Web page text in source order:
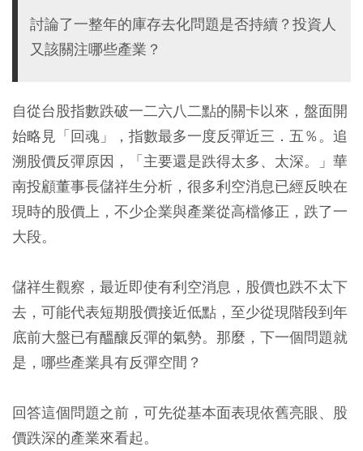
討論了一整年的庫存去化問題是否持續？投資人
又該關注哪些產業？
自從台股指數跌破一二六八二點的關卡以來，盤面開
始略見「回魂」，指數最多一度反彈近三．五％。追
溯股價反彈原因，「主要還是跌得太多、太深。」華
南投顧董事長儲祥生分析，很多利空消息已經反映在
現時的股價上，不少企業與產業從高檔修正，跌了一
大段。
儲祥生觀察，最近即使有利空消息，股價也跌不太下
去，可能代表短期股價接近低點，至少從現階段到年
底前大盤已有醞釀反彈的氣勢。那麼，下一個問題就
是，哪些產業具有反彈空間？
回答這個問題之前，可先從基本面表現依舊亮眼、股
價跌深的產業來看起。